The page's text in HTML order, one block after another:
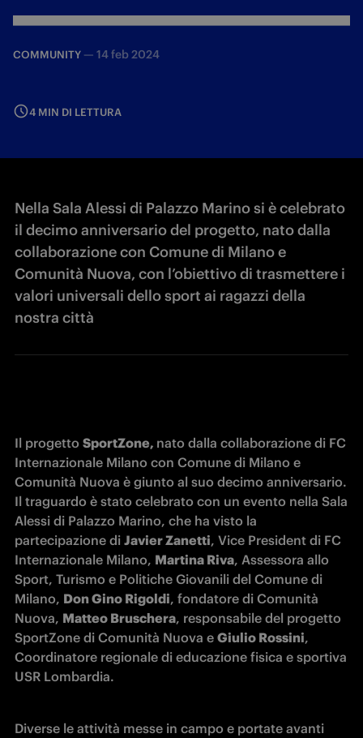
COMMUNITY — 14 feb 2024
4 MIN DI LETTURA
Nella Sala Alessi di Palazzo Marino si è celebrato
il decimo anniversario del progetto, nato dalla
collaborazione con Comune di Milano e
Comunità Nuova, con l’obiettivo di trasmettere i
valori universali dello sport ai ragazzi della
nostra città
Il progetto SportZone, nato dalla collaborazione di FC
Internazionale Milano con Comune di Milano e
Comunità Nuova è giunto al suo decimo anniversario.
Il traguardo è stato celebrato con un evento nella Sala
Alessi di Palazzo Marino, che ha visto la
partecipazione di Javier Zanetti, Vice President di FC
Internazionale Milano, Martina Riva, Assessora allo
Sport, Turismo e Politiche Giovanili del Comune di
Milano, Don Gino Rigoldi, fondatore di Comunità
Nuova, Matteo Bruschera, responsabile del progetto
SportZone di Comunità Nuova e Giulio Rossini,
Coordinatore regionale di educazione fisica e sportiva
USR Lombardia.
Diverse le attività messe in campo e portate avanti